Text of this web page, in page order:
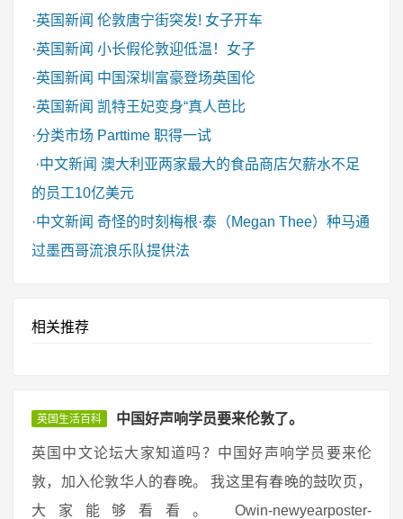
·英国新闻 伦敦唐宁街突发! 女子开车
·英国新闻 小长假伦敦迎低温！女子
·英国新闻 中国深圳富豪登场英国伦
·英国新闻 凯特王妃变身“真人芭比
·分类市场 Parttime 职得一试
·中文新闻 澳大利亚两家最大的食品商店欠薪水不足
的员工10亿美元
·中文新闻 奇怪的时刻梅根·泰（Megan Thee）种马通
过墨西哥流浪乐队提供法
相关推荐
英国生活百科 中国好声响学员要来伦敦了。
英国中文论坛大家知道吗？中国好声响学员要来伦
敦，加入伦敦华人的春晚。 我这里有春晚的鼓吹页，
大家能够看看。 Owin-newyearposter-